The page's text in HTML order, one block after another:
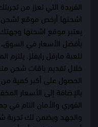
الفريدة التي تعزز من
اشحنها أرخص موقع
يعتبر موقع اشحنها
بأفضل الأسعار في
للعبة مارفل رايفلز. يلتزم
خلال تقديم باقات شحن
الحصول على أكبر كمية
بالإضافة إلى الأسعار
الفوري والأمان التام في
والجهد ويضمن لك